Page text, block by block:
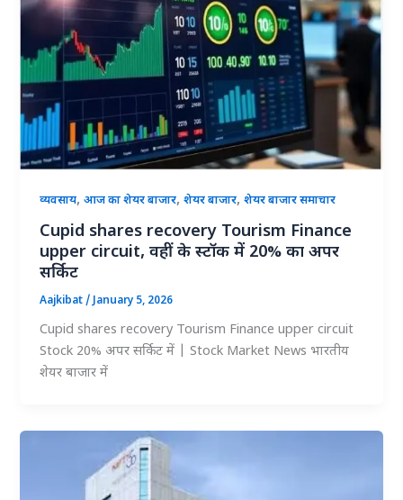
व्यवसाय,आज का शेयर बाजार,शेयर बाजार,शेयर बाजार समाचार
Cupid shares recovery Tourism Finance
upper circuit, वहीं के स्टॉक में 20% का अपर
सर्किट
Aajkibat/January 5, 2026
Cupid shares recovery Tourism Finance upper circuit
Stock 20% अपर सर्किट में | Stock Market News भारतीय
शेयर बाजार में